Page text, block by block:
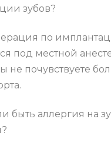
зубов?
по
под местной
не почувствуете
быть аллергия на